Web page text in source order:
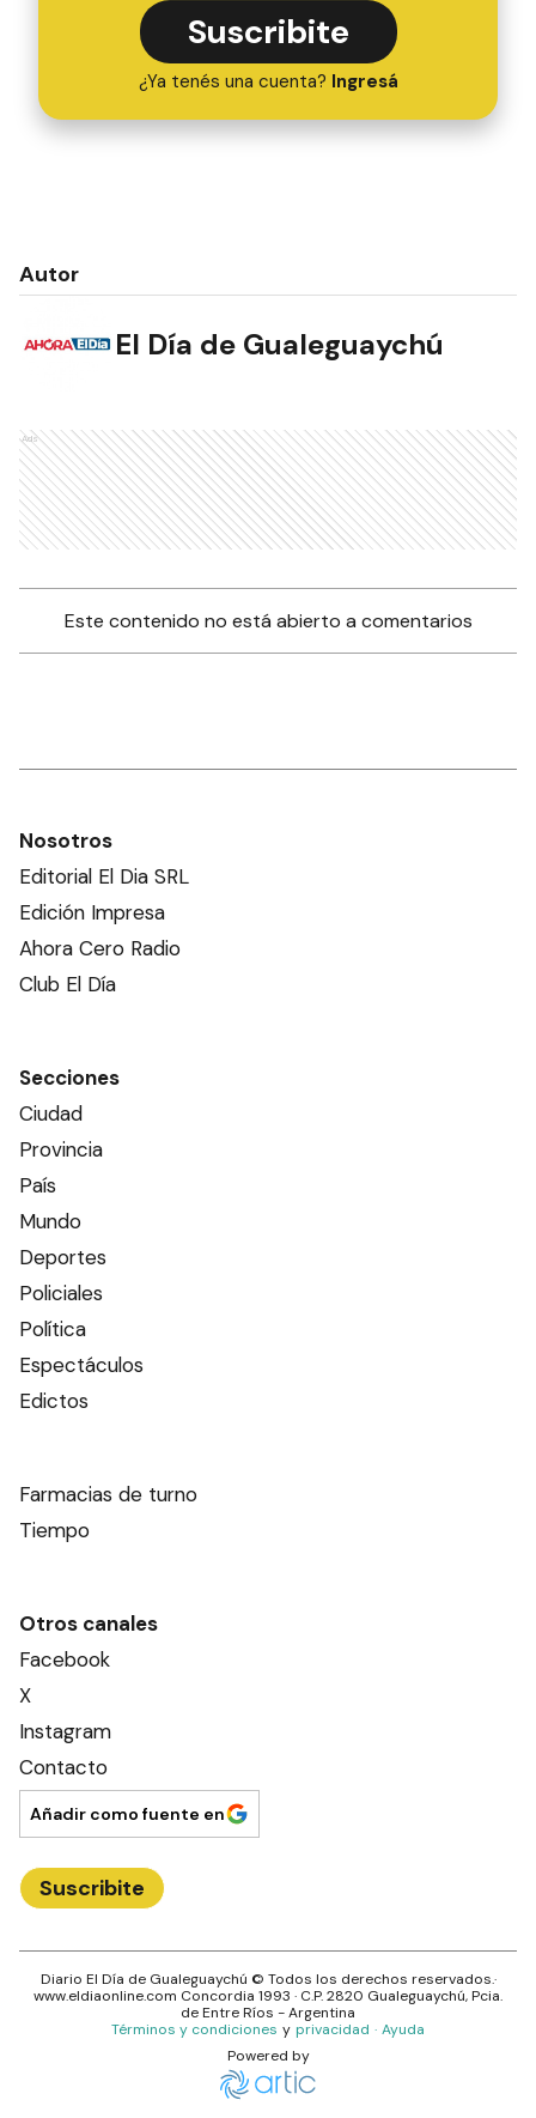
Suscribite
¿Ya tenés una cuenta? Ingresá
Autor
El Día de Gualeguaychú
Ads
Este contenido no está abierto a comentarios
Nosotros
Editorial El Dia SRL
Edición Impresa
Ahora Cero Radio
Club El Día
Secciones
Ciudad
Provincia
País
Mundo
Deportes
Policiales
Política
Espectáculos
Edictos
Farmacias de turno
Tiempo
Otros canales
Facebook
X
Instagram
Contacto
Añadir como fuente en
Suscribite
Diario El Día de Gualeguaychú © Todos los derechos reservados.·
www.eldiaonline.com Concordia 1993 · C.P.2820 Gualeguaychú, Pcia.
deEntre Ríos - Argentina
Términos y condiciones y privacidad · Ayuda
Powered by